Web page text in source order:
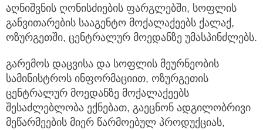
აღნიშვნის ღონისძიების ფარგლებში, სოფლის
განვითარების სააგენტო მოქალაქეებს ქალაქ,
ოზურგეთში, ცენტრალურ მოედანზე უმასპინძლებს.
გარემოს დაცვისა და სოფლის მეურნეობის
სამინისტროს ინფორმაციით, ოზურგეთის
ცენტრალურ მოედანზე მოქალაქეებს
შესაძლებლობა ექნებათ, გაეცნონ ადგილობრივი
მეწარმეების მიერ წარმოებულ პროდუქციას,